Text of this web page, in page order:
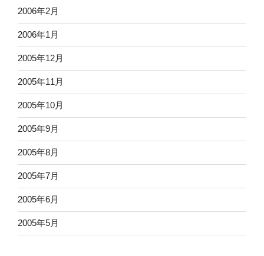
2006年2月
2006年1月
2005年12月
2005年11月
2005年10月
2005年9月
2005年8月
2005年7月
2005年6月
2005年5月